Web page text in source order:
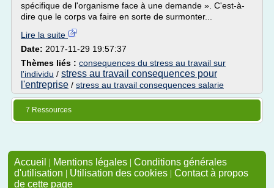
spécifique de l'organisme face à une demande ». C'est-à-
dire que le corps va faire en sorte de surmonter...
Lire la suite
Date: 2017-11-29 19:57:37
Thèmes liés : consequences du stress au travail sur
l'individu / stress au travail consequences pour
l'entreprise / stress au travail consequences salarie
7 Ressources
Accueil | Mentions légales | Conditions générales
d'utilisation | Utilisation des cookies | Contact à propos
de cette page